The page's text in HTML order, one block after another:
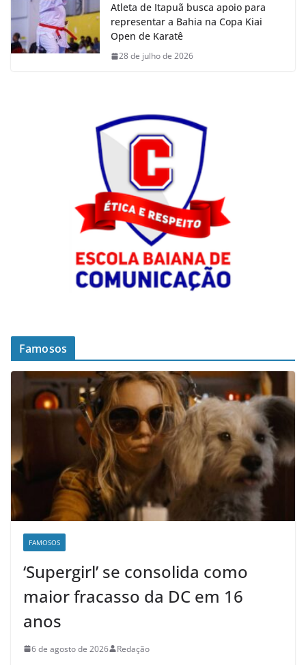
Atleta de Itapuã busca apoio para
representar a Bahia na Copa Kiai
Open de Karatê
28 de julho de 2026
Famosos
FAMOSOS
‘Supergirl’ se consolida como
maior fracasso da DC em 16
anos
6 de agosto de 2026 Redação